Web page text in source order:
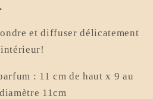
et diffuser délicatement
: 11 cm de haut x 9 au
11cm